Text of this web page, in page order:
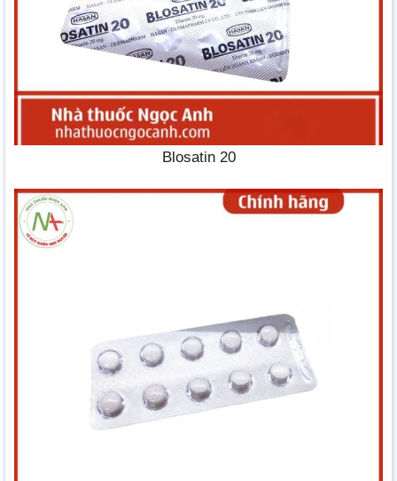
Blosatin 20